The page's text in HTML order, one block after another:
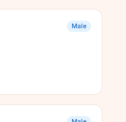
Male